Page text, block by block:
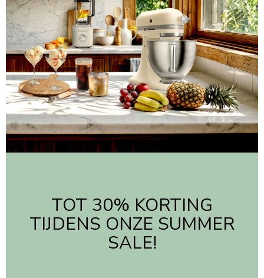
TOT 30% KORTING
TIJDENS ONZE SUMMER
SALE!